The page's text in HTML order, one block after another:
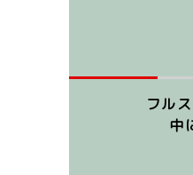
フル
中